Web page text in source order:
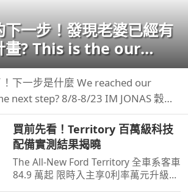
一步！發現老婆已經有
the our
下一步是什麼 We reached our
next step? 8/8-8/23 IM JONAS 穀
購
買前先看！Territory 百萬級科技
配備實測結果揭曉
The All-New Ford Territory 全車系客車
84.9 萬起 限時入主享0利率萬元升級旗